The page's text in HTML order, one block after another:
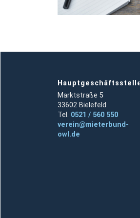
Hauptgeschäftsstelle
Marktstraße 5
33602 Bielefeld
Tel. 0521 / 560 550
verein@mieterbund-
owl.de